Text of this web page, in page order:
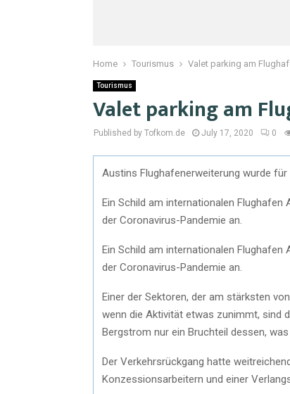
Home Tourismus Valet parking am
Tourismus
Valet parking am
Published by Tofkom.de July 17, 2020 0
Austins Flughafenerweiterung wurde für
Ein Schild am internationalen
der Coronavirus-Pandemie an.
Ein Schild am internationalen
der Coronavirus-Pandemie an.
Einer der Sektoren, der am stärksten
wenn die Aktivität etwas zunimmt, sind
Bergstrom nur ein Bruchteil dessen,
Der Verkehrsrückgang hatte
Konzessionsarbeitern und einer